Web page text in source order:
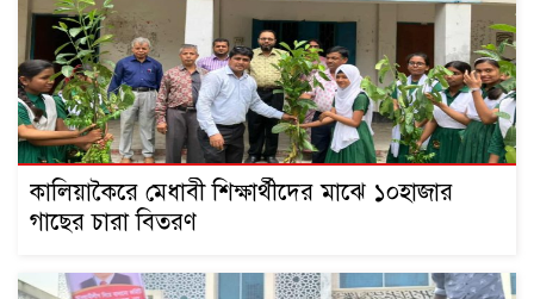
কালিয়াকৈরে মেধাবী শিক্ষার্থীদের মাঝে ১০হাজার
গাছের চারা বিতরণ